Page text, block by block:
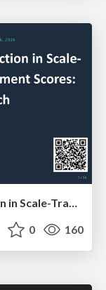
Estimating Group × Time Interaction in Scale-Transformed CEFR-J Self-Assessment Scores: A Case in Study-Abroad Research
0 160